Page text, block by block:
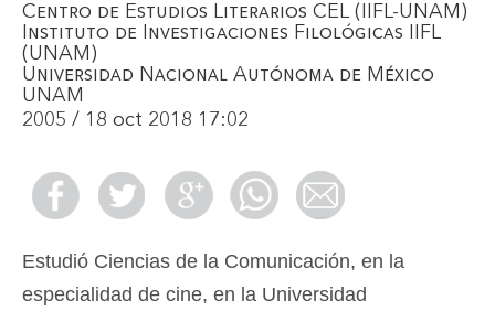
Centro de Estudios Literarios CEL (IIFL-UNAM)
Instituto de Investigaciones Filológicas IIFL
(UNAM)
Universidad Nacional Autónoma de México
UNAM
2005 / 18 oct 2018 17:02
Estudió Ciencias de la Comunicación, en la
especialidad de cine, en la Universidad